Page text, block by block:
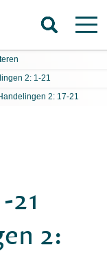
2: 1-21
2: 17-21
21
2: